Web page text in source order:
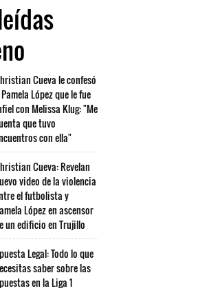
Cueva le confesó
López que le fue
con Melissa Klug: "Me
que tuvo
con ella"
Cueva: Revelan
video de la violencia
el futbolista y
López en ascensor
un edificio en Trujillo
Legal: Todo lo que
saber sobre las
en la Liga 1